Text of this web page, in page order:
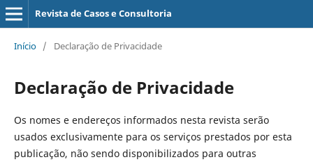
Revista de Casos e Consultoria
Início / Declaração de Privacidade
Declaração de Privacidade
Os nomes e endereços informados nesta revista serão
usados exclusivamente para os serviços prestados por esta
publicação, não sendo disponibilizados para outras